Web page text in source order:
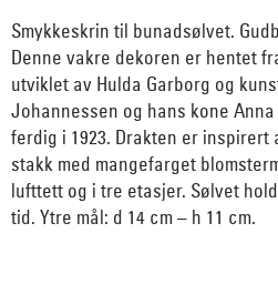
Smykkeskrin til bunadsølvet.
Denne vakre dekoren er hentet
utviklet av Hulda Garborg og
Johannessen og hans kone
ferdig i 1923. Drakten er inspirert
stakk med mangefarget
lufttett og i tre etasjer. Sølvet
tid. Ytre mål: d 14 cm – h 11 cm.